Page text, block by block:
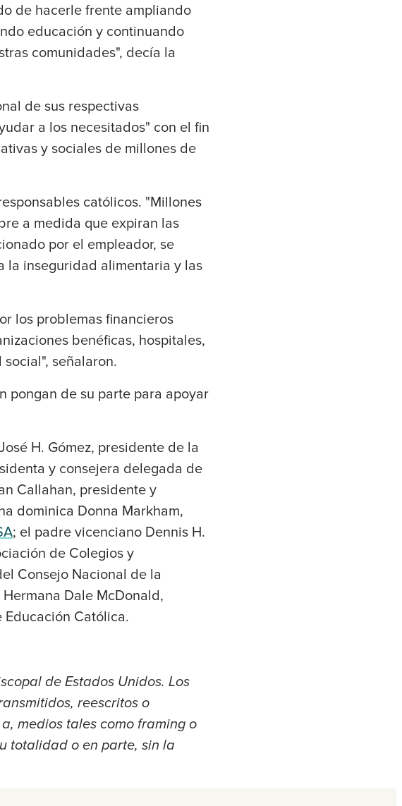
de hacerle frente ampliando
educación y continuando
comunidades", decía la
de sus respectivas
a los necesitados" con el fin
y sociales de millones de
católicos. "Millones
a medida que expiran las
por el empleador, se
la inseguridad alimentaria y las
los problemas financieros
benéficas, hospitales,
señalaron.
pongan de su parte para apoyar
H. Gómez, presidente de la
y consejera delegada de
Callahan, presidente y
dominica Donna Markham,
; el padre vicenciano Dennis H.
de Colegios y
Consejo Nacional de la
Dale McDonald,
Católica.
de Estados Unidos. Los
reescritos o
medios tales como framing o
totalidad o en parte, sin la